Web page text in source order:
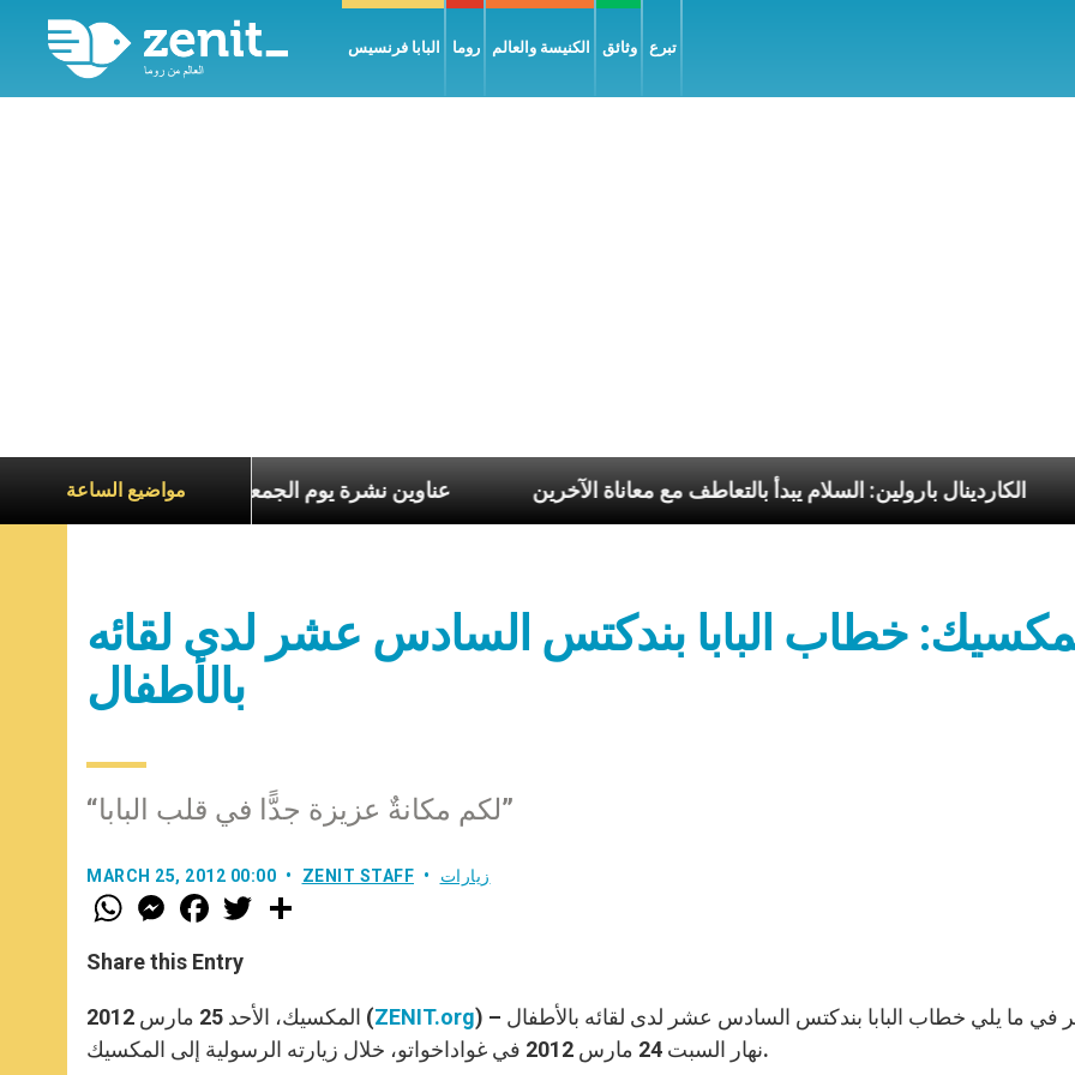
البابا فرنسيس روما الكنيسة والعالم وثائق تبرع
مواضيع الساعةعناوين نشرة يوم الجمعة 7 آب 2026: السلام يُبنى بصبر يومًا بعد يوم الكاردينال بارولين: السلام يبدأ بالتعاطف مع معاناة الآخرين
خطاب البابا بندكتس السادس عشر لدى لقائه
بالأطفال
“لكم مكانةٌ عزيزة جدًّا في قلب البابا”
MARCH 25, 2012 00:00 ZENIT STAFF زيارات
W
h
t
s
p
p
M
e
s
e
g
e
r
F
a
e
b
o
k
w
r
Share this Entry
المكسيك، الأحد 25 مارس 2012 (ZENIT.org) – ننشر في ما يلي خطاب البابا بندكتس السادس عشر لدى لقائه بالأطفال
نهار السبت 24 مارس 2012 في غواداخواتو، خلال زيارته الرسولية إلى المكسيك.